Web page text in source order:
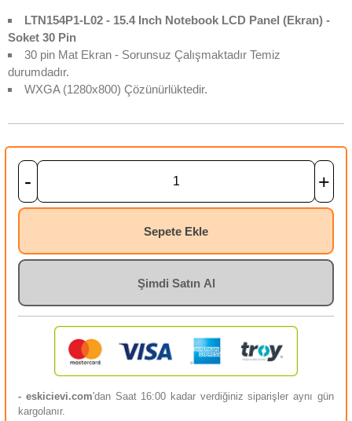
LTN154P1-L02 - 15.4 Inch Notebook LCD Panel (Ekran) -
Soket 30 Pin
30 pin Mat Ekran - Sorunsuz Çalışmaktadır Temiz
durumdadır.
WXGA (1280x800) Çözünürlüktedir.
- +
Sepete Ekle
Şimdi Satın Al
- eskicievi.com'dan Saat 16:00 kadar verdiğiniz siparişler aynı gün
kargolanır.